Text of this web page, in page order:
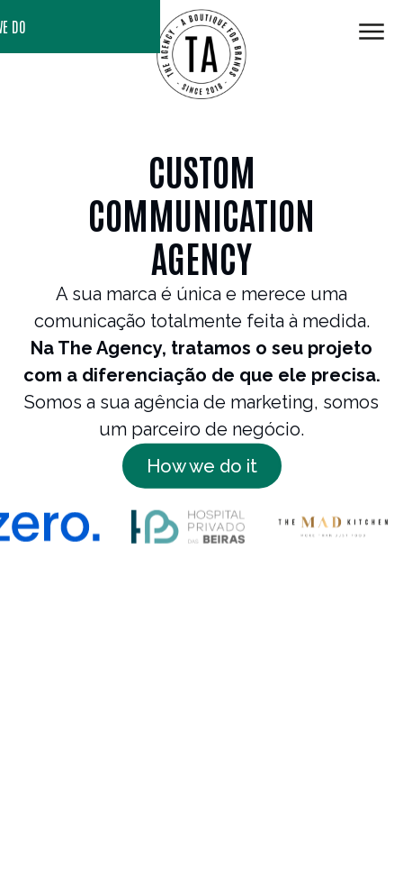
DO
CUSTOM
COMMUNICATION
AGENCY
A sua marca é única e merece uma
comunicação totalmente feita à medida.
Na The Agency, tratamos o seu projeto
com a diferenciação de que ele precisa.
Somos a sua agência de marketing, somos
um parceiro de negócio.
How we do it